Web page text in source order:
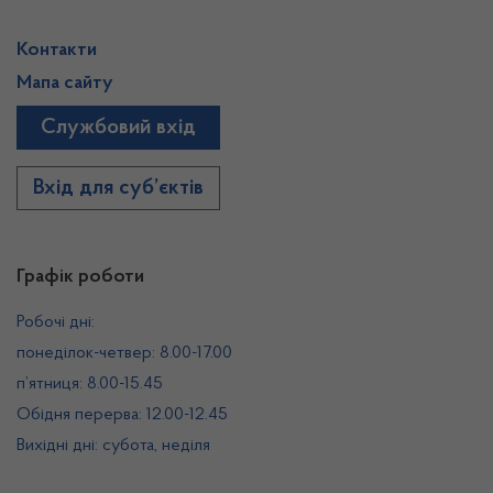
Графік роботи
Робочі дні:
понеділок-четвер: 8.00-17.00
п’ятниця: 8.00-15.45
Обідня перерва: 12.00-12.45
Вихідні дні: субота, неділя
Контакти
Мапа сайту
Службовий вхід
Вхід для суб’єктів